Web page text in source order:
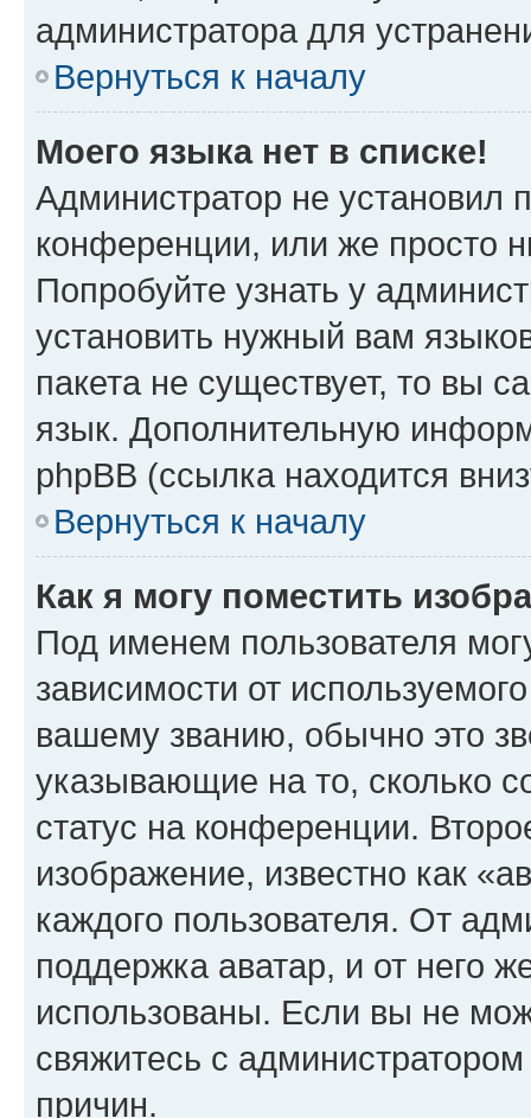
администратора для
Вернуться к началу
Моего языка нет в списке!
Администратор не установил
конференции, или же просто
Попробуйте узнать у
установить нужный вам
пакета не существует, то вы
язык. Дополнительную
phpBB (ссылка находится
Вернуться к началу
Как я могу поместить
Под именем пользователя
зависимости от
вашему званию, обычно это
указывающие на то, сколько
статус на конференции.
изображение, известно как
каждого пользователя. От
поддержка аватар, и от него
использованы. Если вы не
свяжитесь с
причин.